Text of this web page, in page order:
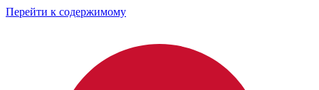
Перейти к содержимому